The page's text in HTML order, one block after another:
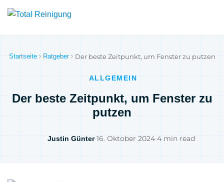
Startseite Ratgeber Der beste Zeitpunkt, um Fenster zu putzen
ALLGEMEIN
Der beste Zeitpunkt, um Fenster zu
putzen
Justin Günter•16. Oktober 2024•4 min read